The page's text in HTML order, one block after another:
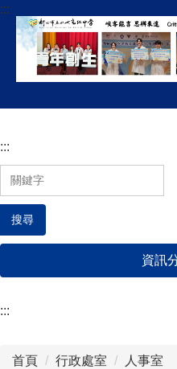
跳
到
容
:::
:::
搜尋
資訊
:::
首頁 行政處室 人事室